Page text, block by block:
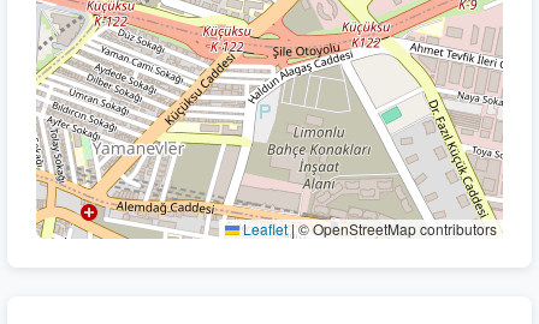
Leaflet|© OpenStreetMap contributors